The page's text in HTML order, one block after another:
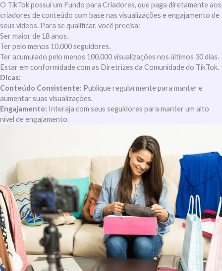
O TikTok possui um Fundo para Criadores, que paga diretamente aos
criadores de conteúdo com base nas visualizações e engajamento de
seus vídeos. Para se qualificar, você precisa:
Ser maior de 18 anos.
Ter pelo menos 10.000 seguidores.
Ter acumulado pelo menos 100.000 visualizações nos últimos 30 dias.
Estar em conformidade com as Diretrizes da Comunidade do TikTok.
Dicas:
Conteúdo Consistente: Publique regularmente para manter e
aumentar suas visualizações.
Engajamento: Interaja com seus seguidores para manter um alto
nível de engajamento.